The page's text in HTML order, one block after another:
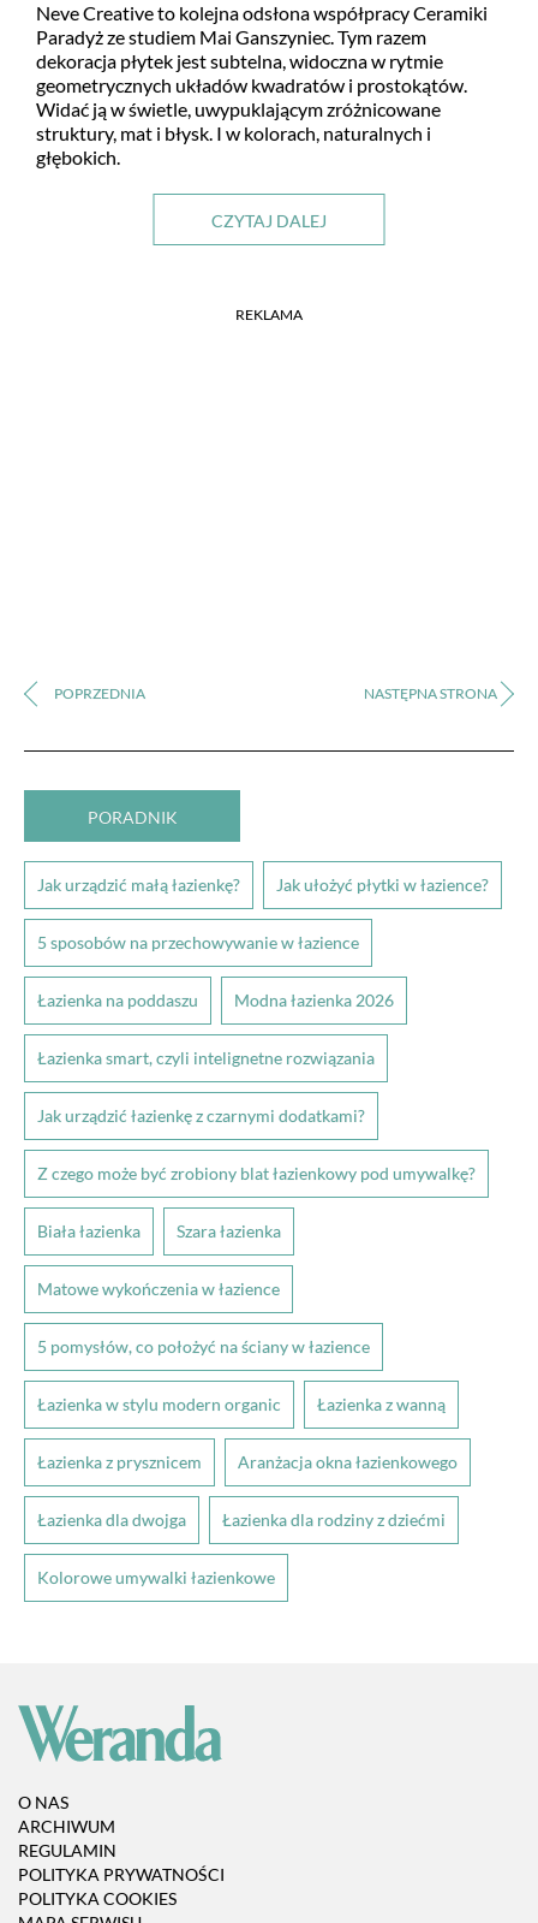
Neve Creative to kolejna odsłona współpracy Ceramiki
Paradyż ze studiem Mai Ganszyniec. Tym razem
dekoracja płytek jest subtelna, widoczna w rytmie
geometrycznych układów kwadratów i prostokątów.
Widać ją w świetle, uwypuklającym zróżnicowane
struktury, mat i błysk. I w kolorach, naturalnych i
głębokich.
CZYTAJ DALEJ
REKLAMA
PORADNIK
Jak urządzić małą łazienkę? Jak ułożyć płytki w łazience?
5 sposobów na przechowywanie w łazience
Łazienka na poddaszu Modna łazienka 2026
Łazienka smart, czyli intelignetne rozwiązania
Jak urządzić łazienkę z czarnymi dodatkami?
Z czego może być zrobiony blat łazienkowy pod umywalkę?
Biała łazienka Szara łazienka
Matowe wykończenia w łazience
5 pomysłów, co położyć na ściany w łazience
Łazienka w stylu modern organic Łazienka z wanną
Łazienka z prysznicem Aranżacja okna łazienkowego
Łazienka dla dwojga Łazienka dla rodziny z dziećmi
Kolorowe umywalki łazienkowe
O NAS
ARCHIWUM
REGULAMIN
POLITYKA PRYWATNOŚCI
POLITYKA COOKIES